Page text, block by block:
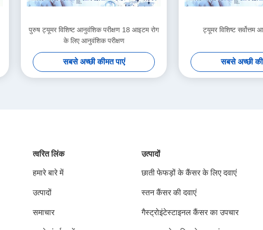
पुरुष ट्यूमर विशिष्ट आनुवंशिक परीक्षण 18 आइटम रोग
के लिए आनुवंशिक परीक्षण
सबसे अच्छी कीमत पाएं
ट्यूमर विशिष्ट सर्वोत्तम
सबसे अच्छी
त्वरित लिंक
हमारे बारे में
उत्पादों
समाचार
उत्पादों
छाती फेफड़ों के कैंसर के लिए दवाएं
स्तन कैंसर की दवाएं
गैस्ट्रोइंटेस्टाइनल कैंसर का उपचार